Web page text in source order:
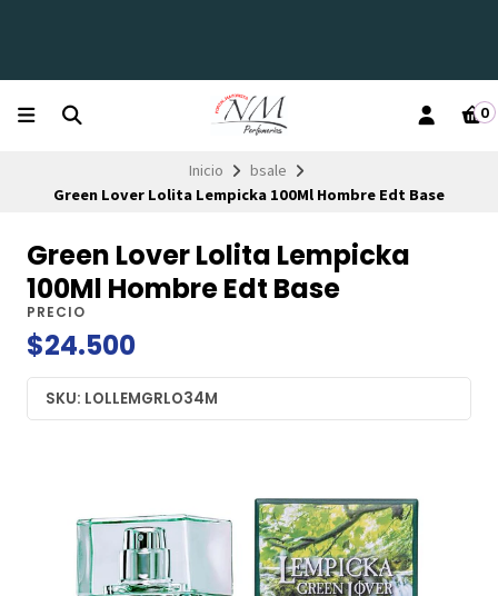
0
Inicio
bsale
Green Lover Lolita Lempicka 100Ml Hombre Edt Base
Green Lover Lolita Lempicka
100Ml Hombre Edt Base
PRECIO
$24.500
SKU: LOLLEMGRLO34M